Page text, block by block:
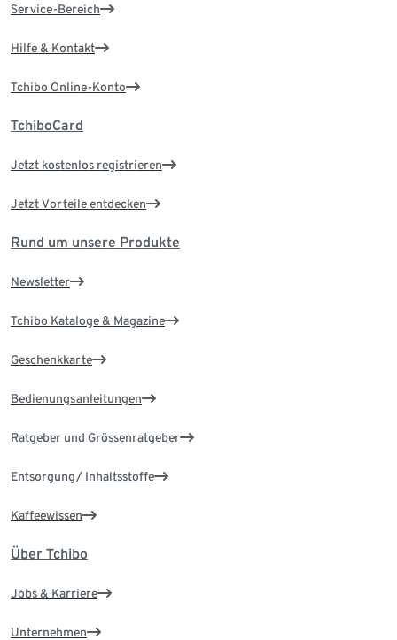
Service-Bereich
Hilfe & Kontakt
Tchibo Online-Konto
TchiboCard
Jetzt kostenlos registrieren
Jetzt Vorteile entdecken
Rund um unsere Produkte
Newsletter
Tchibo Kataloge & Magazine
Geschenkkarte
Bedienungsanleitungen
Ratgeber und Grössenratgeber
Entsorgung/ Inhaltsstoffe
Kaffeewissen
Über Tchibo
Jobs & Karriere
Unternehmen